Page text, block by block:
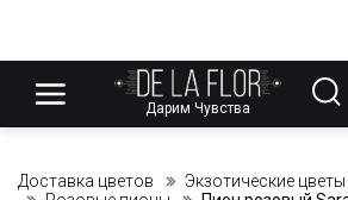
Дарим Чувства
Доставка цветов Экзотические цветы